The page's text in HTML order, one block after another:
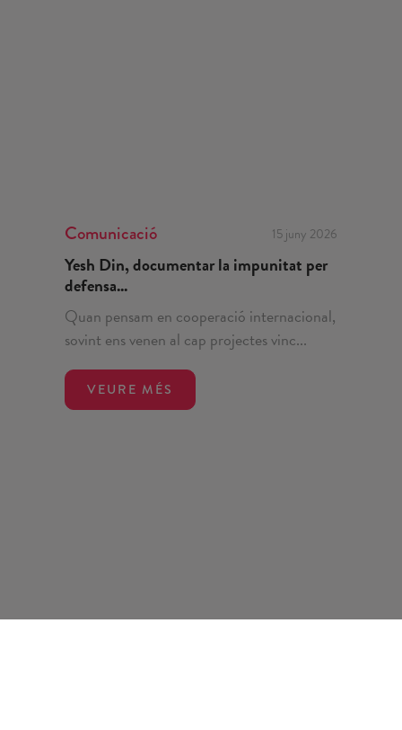
Comunicació 15 juny 2026
Yesh Din, documentar la impunitat per
defensa...
Quan pensam en cooperació internacional,
sovint ens venen al cap projectes vinc...
VEURE MÉS